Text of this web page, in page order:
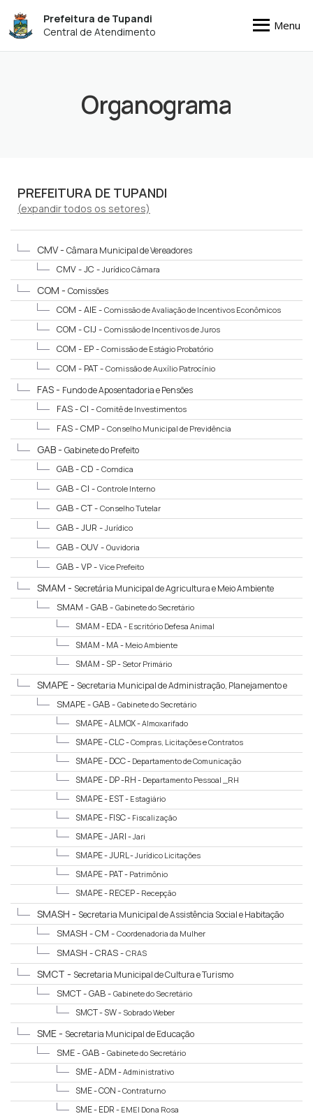
Prefeitura de Tupandi
Central de Atendimento
Menu
Organograma
PREFEITURA DE TUPANDI
(expandirtodos os setores)
CMV - Câmara Municipal de Vereadores
CMV - JC - Jurídico Câmara
COM - Comissões
COM - AIE - Comissão de Avaliação de Incentivos Econômicos
COM - CIJ - Comissão de Incentivos de Juros
COM - EP - Comissão de Estágio Probatório
COM - PAT - Comissão de Auxílio Patrocínio
FAS - Fundo de Aposentadoria e Pensões
FAS - CI - Comitê de Investimentos
FAS - CMP - Conselho Municipal de Previdência
GAB - Gabinete do Prefeito
GAB - CD - Comdica
GAB - CI - Controle Interno
GAB - CT - Conselho Tutelar
GAB - JUR - Jurídico
GAB - OUV - Ouvidoria
GAB - VP - Vice Prefeito
SMAM - Secretária Municipal de Agricultura e Meio Ambiente
SMAM - GAB - Gabinete do Secretário
SMAM - EDA - Escritório Defesa Animal
SMAM - MA - Meio Ambiente
SMAM - SP - Setor Primário
SMAPE - Secretaria Municipal de Administração, Planejamento e
Esporte
SMAPE - GAB - Gabinete do Secretário
SMAPE - ALMOX -Almoxarifado
SMAPE - CLC -Compras, Licitações e Contratos
SMAPE - DCC - Departamento de Comunicação
SMAPE - DP -RH - Departamento Pessoal _RH
SMAPE - EST - Estagiário
SMAPE - FISC - Fiscalização
SMAPE - JARI -Jari
SMAPE - JURL -Jurídico Licitações
SMAPE - PAT - Patrimônio
SMAPE - RECEP - Recepção
SMASH - Secretaria Municipal de Assistência Social e Habitação
SMASH - CM - Coordenadoria da Mulher
SMASH - CRAS - CRAS
SMCT - Secretaria Municipal de Cultura e Turismo
SMCT - GAB - Gabinete do Secretário
SMCT - SW - Sobrado Weber
SME - Secretaria Municipal de Educação
SME - GAB - Gabinete do Secretário
SME - ADM -Administrativo
SME - CON -Contraturno
SME - EDR - EMEI Dona Rosa